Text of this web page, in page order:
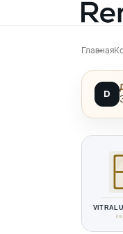
Главная
D